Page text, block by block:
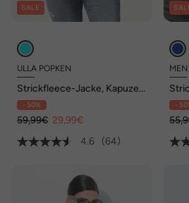
SALE
ULLA POPKEN
Strickfleece-Jacke, Kapuze,
Reißverschlusstaschen
- 50%
59,99€ 29,99€
4.6
(64)
MEN
bis 8
-